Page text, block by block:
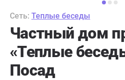
Сеть: Теплые беседы
Частный дом
«Теплые
Посад